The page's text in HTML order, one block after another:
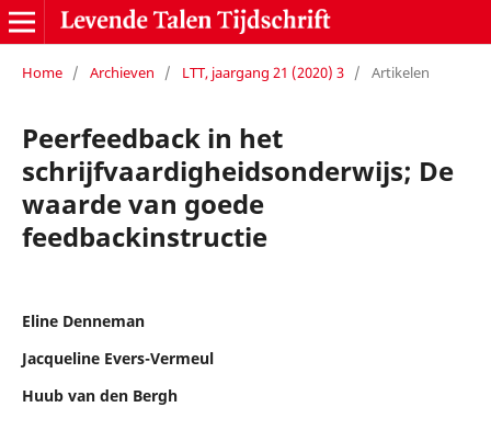
Home / Archieven / LTT, jaargang 21 (2020) 3 / Artikelen
Peerfeedback in het
schrijfvaardigheidsonderwijs; De
waarde van goede
feedbackinstructie
Eline Denneman
Jacqueline Evers-Vermeul
Huub van den Bergh